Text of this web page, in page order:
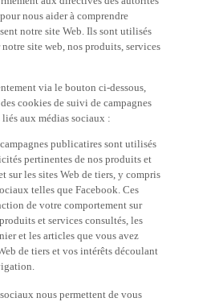
nous aider à comprendre
notre site Web. Ils sont utilisés
site web, nos produits, services
cookies de suivi de campagnes
aux médias sociaux :
pertinentes de nos produits et
sur les sites Web de tiers, y compris
telles que Facebook. Ces
de votre comportement sur
et services consultés, les
et les articles que vous avez
de tiers et vos intérêts découlant